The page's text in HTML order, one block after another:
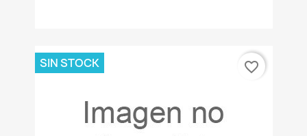
SIN STOCK favorite_border